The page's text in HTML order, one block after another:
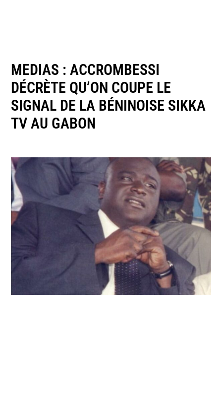
MEDIAS : ACCROMBESSI
DÉCRÈTE QU’ON COUPE LE
SIGNAL DE LA BÉNINOISE SIKKA
TV AU GABON